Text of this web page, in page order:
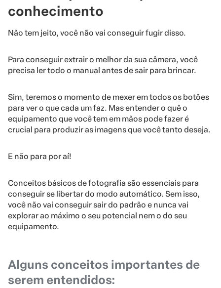
conhecimento
Não tem jeito, você não vai conseguir fugir disso.
Para conseguir extrair o melhor da sua câmera, você
precisa ler todo o manual antes de sair para brincar.
Sim, teremos o momento de mexer em todos os botões
para ver o que cada um faz. Mas entender o quê o
equipamento que você tem em mãos pode fazer é
crucial para produzir as imagens que você tanto deseja.
E não para por aí!
Conceitos básicos de fotografia são essenciais para
conseguir se libertar do modo automático. Sem isso,
você não vai conseguir sair do padrão e nunca vai
explorar ao máximo o seu potencial nem o do seu
equipamento.
Alguns conceitos importantes de
serem entendidos: